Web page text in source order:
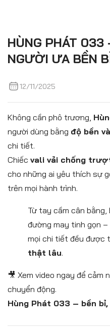
HÙNG PHÁT 033
NGƯỜI ƯA BỀN
12/11/2025
Không cần phô trương,
người dùng bằng độ bền
chi tiết.
Chiếc vali vải chống
cho những ai yêu thích sự
trên mọi hành trình.
Từ tay cầm cân bằng,
đường may tinh gọn –
mọi chi tiết đều được
thật lâu.
🎥 Xem video ngay để
chuyển động.
Hùng Phát 033 – bền